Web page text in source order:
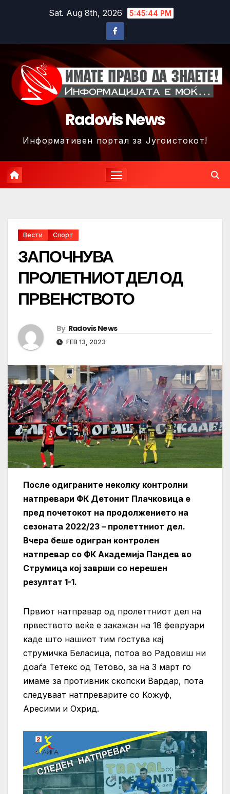
Sat. Aug 8th, 2026 5:45:47 PM
Radovis News
Информативен портал за Југоистокот!
Вести Спорт
ЗАПОЧНУВА
ПРОЛЕТНИОТ ДЕЛ ОД
ПРВЕНСТВОТО
By Radovis News
FEB 13, 2023
После одиграните неколку контролни
натпревари ФК Детонит Плачковица е
пред почетокот на продолжението на
сезоната 2022/23 – пролеттниот дел.
Вчера беше одигран контролен
натпревар со ФК Академија Пандев во
Струмица кој заврши со нерешен
резултат 1-1.
Првиот натправар од пролеттниот дел на
првеството веќе е закажан на 18 февруари
каде што нашиот тим гостува кај
струмичка Беласица, потоа во Радовиш ни
доаѓа Тетекс од Тетово, за на 3 март го
имаме за противник скопски Вардар, пота
следуваат натпреварите со Кожуф,
Аресими и Охрид.